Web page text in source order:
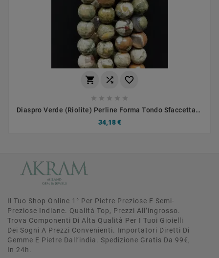
  
    
Diaspro Verde (Riolite) Perline Forma Tondo Sfaccettato
34,18 €
Il Tuo Shop Online 1° Per Pietre Preziose E Semi-
Preziose Indiane. Qualità Top, Prezzi All’ingrosso.
Trova Componenti Di Alta Qualità Per I Tuoi Gioielli
Dei Sogni A Prezzi Convenienti. Importatori Diretti Di
Gemme E Pietre Dall’india. Spedizione Gratis Da 99€,
In 24h.